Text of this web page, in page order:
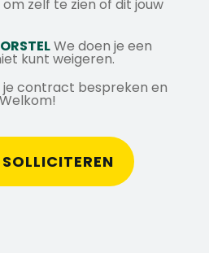
zelf te zien of dit jouw
We doen je een
kunt weigeren.
je contract bespreken en